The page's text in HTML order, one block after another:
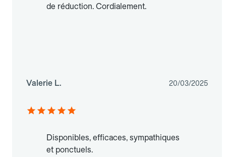
de réduction. Cordialement.
Valerie L. 20/03/2025
Disponibles, efficaces, sympathiques
et ponctuels.